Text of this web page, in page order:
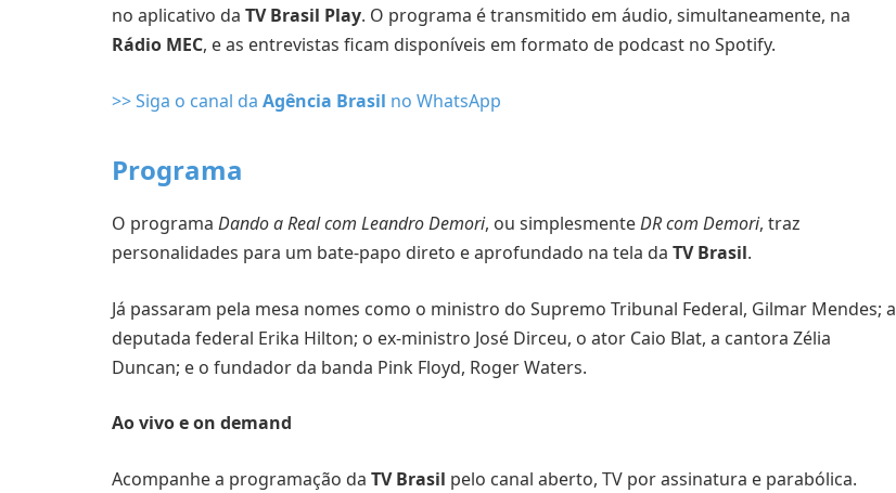
no aplicativo da TV Brasil Play. O programa é transmitido em áudio, simultaneamente, na
Rádio MEC, e as entrevistas ficam disponíveis em formato de podcast no Spotify.
>> Siga o canal da Agência Brasil no WhatsApp
Programa
O programa Dando a Real com Leandro Demori, ou simplesmenteDR com Demori, traz
personalidades para um bate-papo direto e aprofundado na tela da TV Brasil.
Já passaram pela mesa nomes como o ministro do Supremo Tribunal Federal, Gilmar Mendes; a
deputada federal Erika Hilton; o ex-ministro José Dirceu, o ator Caio Blat, a cantora Zélia
Duncan; e o fundador da banda Pink Floyd, Roger Waters.
Ao vivo e on demand
Acompanhe a programação da TV Brasil pelo canal aberto, TV por assinatura e parabólica.